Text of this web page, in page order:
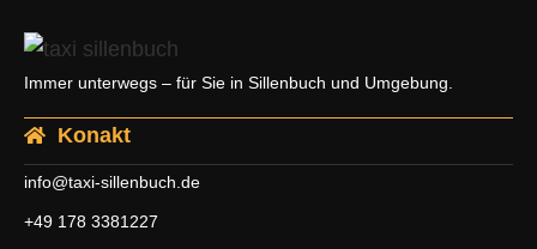
Immer unterwegs – für Sie in Sillenbuch und Umgebung.
Konakt
info@taxi-sillenbuch.de
+49 178 3381227